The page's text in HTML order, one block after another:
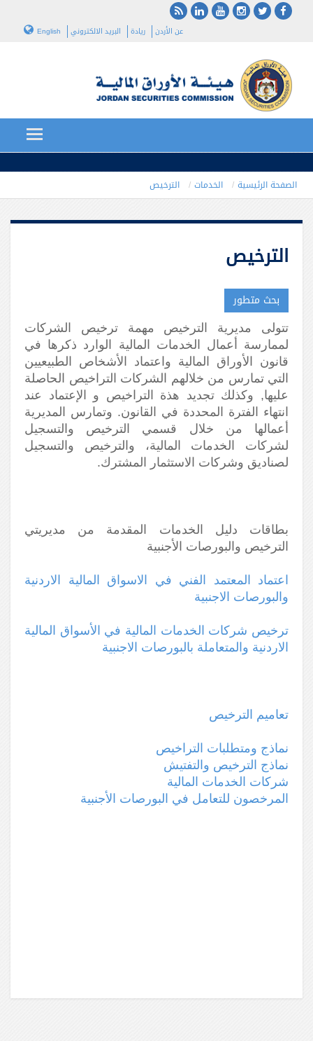
عن الأردن ريادة البريد الالكتروني English
الصفحة الرئيسية الخدمات الترخيص
الترخيص
بحث متطور
تتولى مديرية الترخيص مهمة ترخيص الشركات
لممارسة أعمال الخدمات المالية الوارد ذكرها في
قانون الأوراق المالية واعتماد الأشخاص الطبيعيين
التي تمارس من خلالهم الشركات التراخيص الحاصلة
عليها, وكذلك تجديد هذة التراخيص و الإعتماد عند
انتهاء الفترة المحددة في القانون. وتمارس المديرية
أعمالها من خلال قسمي الترخيص والتسجيل
لشركات الخدمات المالية، والترخيص والتسجيل
لصناديق وشركات الاستثمار المشترك.
بطاقات دليل الخدمات المقدمة من مديريتي
الترخيص والبورصات الأجنبية
اعتماد المعتمد الفني في الاسواق المالية الاردنية
والبورصات الاجنبية
ترخيص شركات الخدمات المالية في الأسواق المالية
الاردنية والمتعاملة بالبورصات الاجنبية
تعاميم الترخيص
نماذج ومتطلبات التراخيص
نماذج الترخيص والتفتيش
شركات الخدمات المالية
المرخصون للتعامل في البورصات الأجنبية